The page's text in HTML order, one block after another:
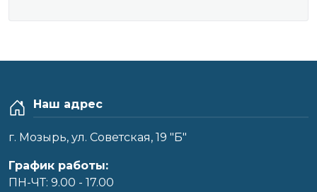
Наш адрес
г. Мозырь, ул. Советская, 19 "Б"
График работы:
ПН-ЧТ: 9.00 - 17.00